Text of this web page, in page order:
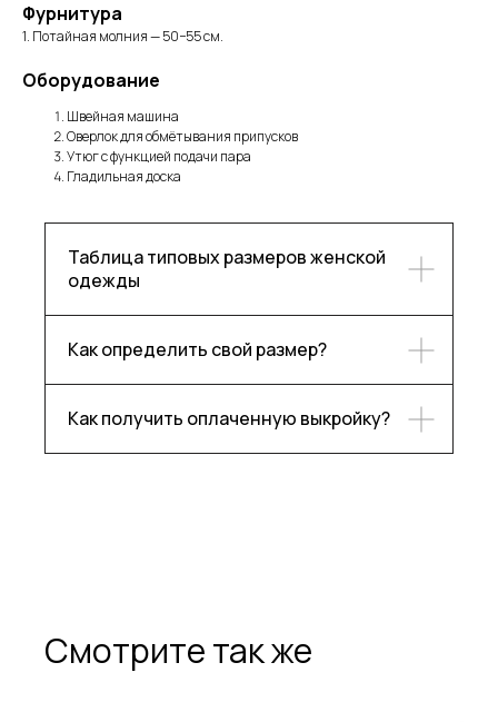
Фурнитура
1. Потайная молния — 50−55 см.
Оборудование
Швейная машина
Оверлок для обмётывания припусков
Утюг с функцией подачи пара
Гладильная доска
Таблица типовых размеров женской
одежды
Как определить свой размер?
Как получить оплаченную выкройку?
Смотрите так же
за нашими новостями!
Контакты